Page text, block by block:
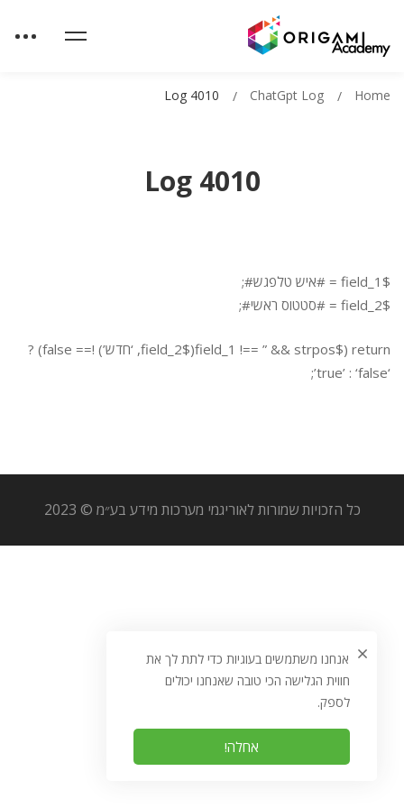
Log 4010
Home
ChatGpt Log
Log 4010
$field_1 = #איש טלפגש#;
$field_2 = #סטטוס ראשי#;
return ($field_1 !== ” && strpos($field_2, ‘חדש’) !== false) ?
‘true’ : ‘false’;
כל הזכויות שמורות לאוריגמי מערכות מידע בע״מ © 2023
אנחנו משתמשים בעוגיות כדי לתת לך את
חווית הגלישה הכי טובה שאנחנו יכולים
לספק.
אחלה!